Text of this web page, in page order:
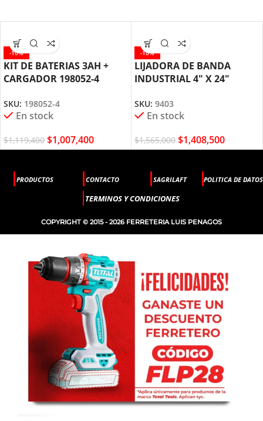
-10%
KIT DE BATERIAS 3AH +
CARGADOR 198052-4
SKU: 198052-4
En stock
$1,119,400 $1,007,400
-10%
LIJADORA DE BANDA
INDUSTRIAL 4″ X 24″
SKU: 9403
En stock
$1,565,000 $1,408,500
PRODUCTOS CONTACTO SAGRILAFT POLITICA DE DATOS
TERMINOS Y CONDICIONES
COPYRIGHT © 2015 - 2026 FERRETERIA LUIS PENAGOS